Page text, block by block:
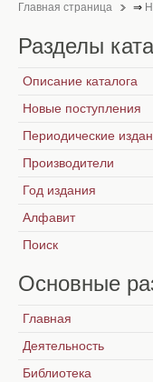
Главная страница ⇒
Разделы
Описание каталога
Новые поступления
Периодические
Производители
Год издания
Алфавит
Поиск
Основные
Главная
Деятельность
Библиотека